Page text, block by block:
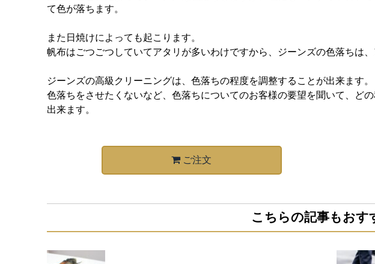
て色が落ちます。
また日焼けによっても起こります。
帆布はごつごつしていてアタリが多いわけですから、ジーンズの色落ちは
ジーンズの高級クリーニングは、色落ちの程度を調整することが出来ます。
色落ちをさせたくないなど、色落ちについてのお客様の要望を聞いて、ど
出来ます。
ご注文
こちらの記事もおす